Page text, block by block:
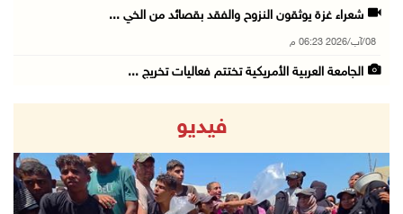
شعراء غزة يوثقون النزوح والفقد بقصائد من الخي ...
08/آب/2026 06:23 م
الجامعة العربية الأمريكية تختتم فعاليات تخريج ...
إصابات بالاختناق خلال اقتحام الاحتلال قرية ال ...
08/آب/2026 05:52 م
الحايك: نقود جهودا وطنية لحماية المواقع الأثر ...
فيديو